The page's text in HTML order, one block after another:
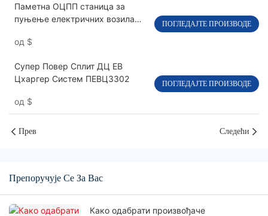
Паметна ОЦПП станица за
пуњење електричних возила
комерцијалне ПЕВЦ2107
од $
ПОГЛЕДАЈТЕ ПРОИЗВОДЕ
Супер Повер Сплит ДЦ ЕВ
Цхаргер Систем ПЕВЦ3302
од $
ПОГЛЕДАЈТЕ ПРОИЗВОДЕ
Прев Следећи
Препоручује Се За Вас
Како одабрати произвођаче